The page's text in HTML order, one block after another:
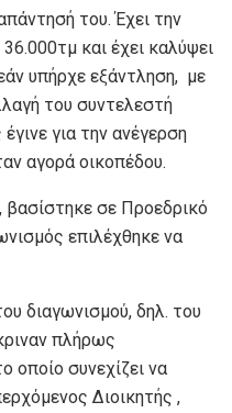
του. Έχει την
και έχει καλύψει
υπήρχε εξάντληση, με
του συντελεστή
για την ανέγερση
αγορά οικοπέδου.
βασίστηκε σε Προεδρικό
επιλέχθηκε να
διαγωνισμού, δηλ. του
πλήρως
οποίο συνεχίζει να
Διοικητής ,